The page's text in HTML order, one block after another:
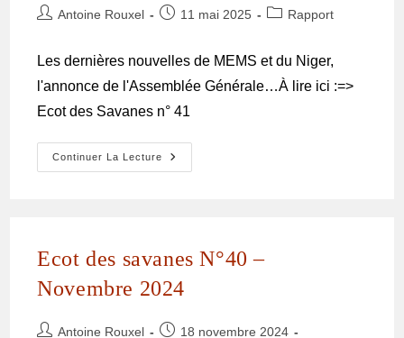
Antoine Rouxel 11 mai 2025 Rapport
Les dernières nouvelles de MEMS et du Niger,
l'annonce de l'Assemblée Générale…À lire ici :=>
Ecot des Savanes n° 41
Continuer La Lecture
Ecot des savanes N°40 –
Novembre 2024
Antoine Rouxel 18 novembre 2024